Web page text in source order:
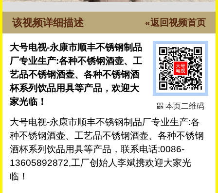
«返回视频首页
该视频详细描述
本页二维码
大号电视-永康市顺丰不锈钢制品
厂专业生产:各种不锈钢酒壶、工
艺品不锈钢酒壶、各种不锈钢酒
杯系列饮品用具等产品，欢迎大
家光临！
大号电视-永康市顺丰不锈钢制品厂专业生产:各
种不锈钢酒壶、工艺品不锈钢酒壶、各种不锈钢
酒杯系列饮品用具等产品，联系电话:0086-
13605892872,工厂创始人李斌携欢迎大家光
临！